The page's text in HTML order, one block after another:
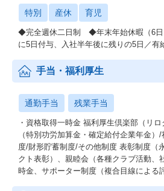
特別 産休 育児
◆完全週休二日制 ◆年末年始休暇（6
に5日付与、入社半年後に残りの5日／有
手当・福利厚生
通勤手当 残業手当
・資格取得一時金 福利厚生倶楽部（リ
（特別功労加算金・確定給付企業年金）
度/財形貯蓄制度/その他制度 表彰制度（
クト表彰）、親睦会（各種クラブ活動、
時金、サポーター制度（複合目線による